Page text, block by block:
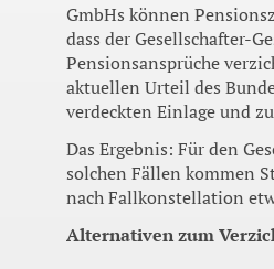
GmbHs können
dass der Gesellschafter-
Pensionsansprüche
aktuellen Urteil des
verdeckten Einlage und
Das Ergebnis: Für den
solchen Fällen kommen
nach Fallkonstellation
Alternativen zum